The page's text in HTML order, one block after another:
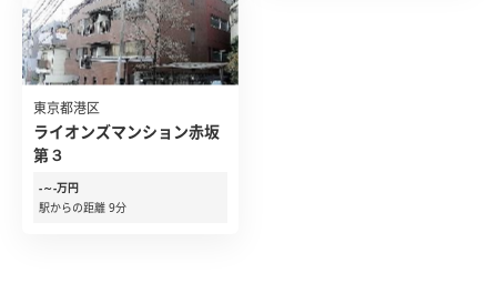
東京都港区
ライオンズマンション赤坂
第３
-～-万円
駅からの距離 9分